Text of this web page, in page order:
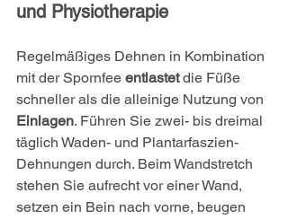
und Physiotherapie
Regelmäßiges Dehnen in Kombination
mit der Spornfee entlastet die Füße
schneller als die alleinige Nutzung von
Einlagen. Führen Sie zwei- bis dreimal
täglich Waden- und Plantarfaszien-
Dehnungen durch. Beim Wandstretch
stehen Sie aufrecht vor einer Wand,
setzen ein Bein nach vorne, beugen